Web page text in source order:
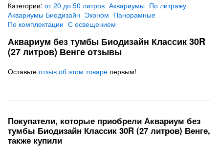
Категории: от 20 до 50 литров Аквариумы По литражу
Аквариумы Биодизайн Эконом Панорамные
По комплектации С освещением
Аквариум без тумбы Биодизайн Классик 30R
(27 литров) Венге отзывы
Оставьте отзыв об этом товаре первым!
Покупатели, которые приобрели Аквариум без
тумбы Биодизайн Классик 30R (27 литров) Венге,
также купили